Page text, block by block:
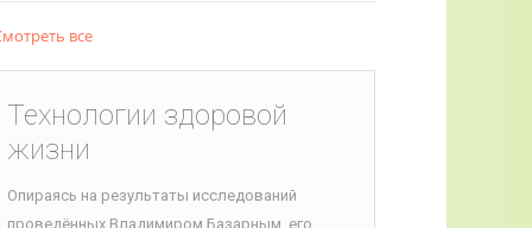
все
Технологии здоровой
жизни
Опираясь на результаты исследований
проведённых Владимиром Базарным, его